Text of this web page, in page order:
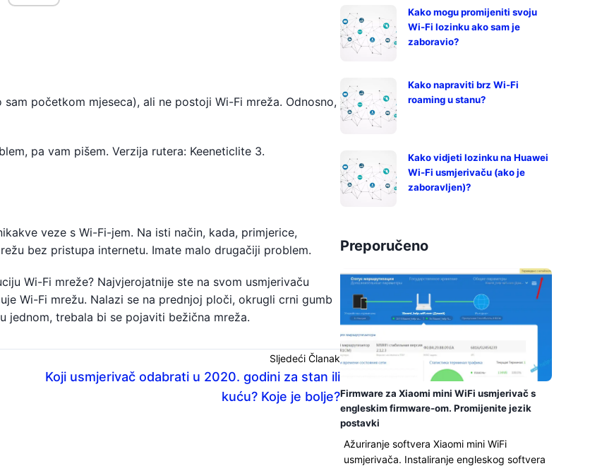
početkom mjeseca), ali ne postoji Wi-Fi mreža. Odnosno,
pa vam pišem. Verzija rutera: Keeneticlite 3.
veze s Wi-Fi-jem. Na isti način, kada, primjerice,
bez pristupa internetu. Imate malo drugačiji problem.
Wi-Fi mreže? Najvjerojatnije ste na svom usmjerivaču
Wi-Fi mrežu. Nalazi se na prednjoj ploči, okrugli crni gumb
jednom, trebala bi se pojaviti bežična mreža.
Sljedeći Članak
Koji usmjerivač odabrati u 2020. godini za stan ili
kuću? Koje je bolje?
Kako mogu promijeniti svoju
Wi-Fi lozinku ako sam je
zaboravio?
Kako napraviti brz Wi-Fi
roaming u stanu?
Kako vidjeti lozinku na Huawei
Wi-Fi usmjerivaču (ako je
zaboravljen)?
Preporučeno
Firmware za Xiaomi mini WiFi usmjerivač s
engleskim firmware-om. Promijenite jezik
postavki
Ažuriranje softvera Xiaomi mini WiFi
usmjerivača. Instaliranje engleskog softvera